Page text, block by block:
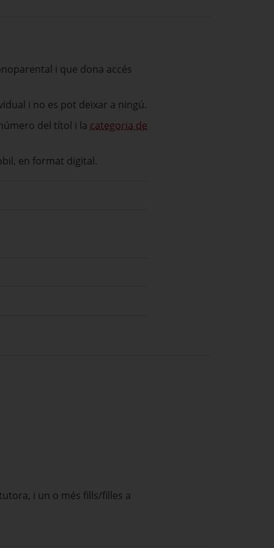
i que dona accés
i no es pot deixar a ningú.
del títol i la categoria de
en format digital.
i un o més fills/filles a